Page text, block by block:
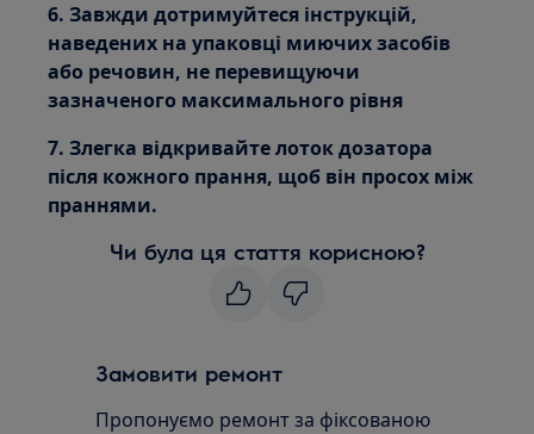
6. Завжди дотримуйтеся інструкцій,
наведених на упаковці миючих засобів
або речовин, не перевищуючи
зазначеного максимального рівня
7. Злегка відкривайте лоток дозатора
після кожного прання, щоб він просох між
праннями.
Чи була ця стаття корисною?
Замовити ремонт
Пропонуємо ремонт за фіксованою